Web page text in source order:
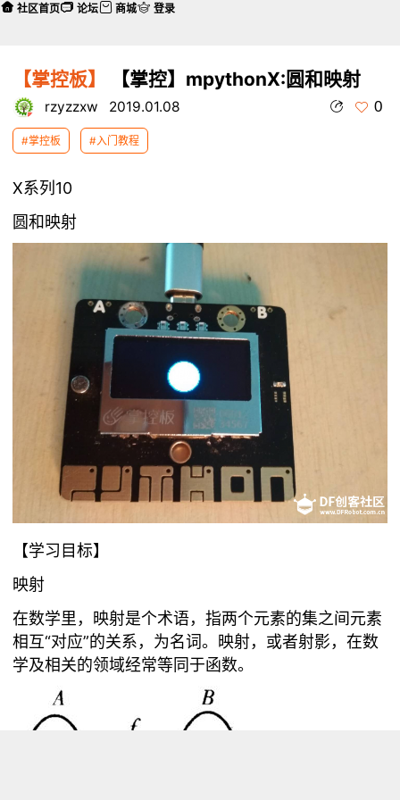
【掌控板】 【掌控】mpythonX:圆和映射
rzyzzxw 2019.01.08 0
#掌控板 #入门教程
X系列10
圆和映射
【学习目标】
映射
在数学里，映射是个术语，指两个元素的集之间元素
相互“对应”的关系，为名词。映射，或者射影，在数
学及相关的领域经常等同于函数。
社区首页 论坛 商城 登录